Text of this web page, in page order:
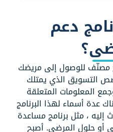
دعم
مصنّف للوصول إلى مريضك
التسويق الذي يمتلك
المعلومات المتعلقة
عدة أسماء لهذا البرنامج
إليه ، مثل برنامج مساعدة
أو حلول المرضى. أصبح